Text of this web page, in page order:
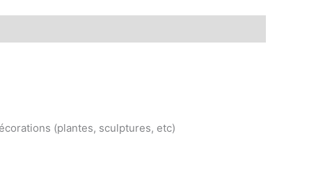
(plantes, sculptures, etc)